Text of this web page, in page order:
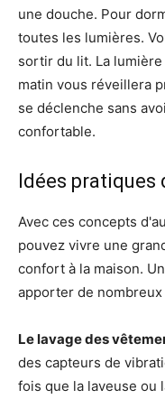
une douche. Pour
toutes les lumières.
sortir du lit. La
matin vous réveillera
se déclenche sans
confortable.
Idées pratiques
Avec ces concepts
pouvez vivre une
confort à la maison.
apporter de nombreux
Le lavage des
des capteurs de
fois que la laveuse ou